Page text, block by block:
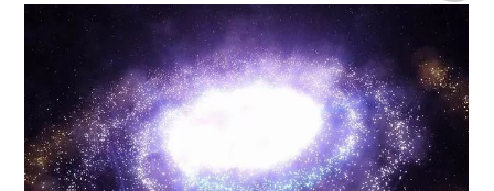
如何购买【理肺清瘟膏】
【养正护络膏】？
2